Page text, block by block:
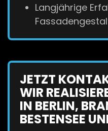
Langjährige
JETZT
WIR
IN BERLIN,
BESTENSEE